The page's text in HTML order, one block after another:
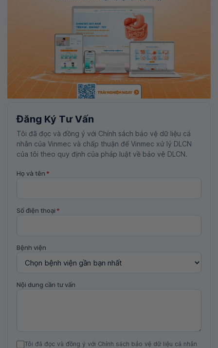
Đăng Ký Tư Vấn
Tôi đã đọc và đồng ý với Chính sách bảo vệ dữ liệu cá
nhân của Vinmec và chấp thuận để Vinmec xử lý DLCN
của tôi theo quy định của pháp luật về bảo vệ DLCN.
Họ và tên *
Số điện thoại *
Bệnh viện
Nội dung cần tư vấn
Tôi đã đọc và đồng ý với Chính sách bảo vệ dữ liệu cá nhân